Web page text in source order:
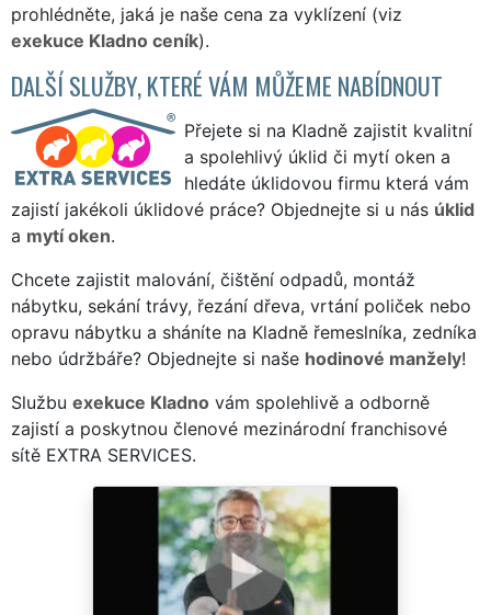
prohlédněte, jaká je naše cena za vyklízení (viz
exekuce Kladno ceník).
DALŠÍ SLUŽBY, KTERÉ VÁM MŮŽEME NABÍDNOUT
Přejete si na Kladně zajistit kvalitní
a spolehlivý úklid či mytí oken a
hledáte úklidovou firmu která vám
zajistí jakékoli úklidové práce? Objednejte si u nás úklid
a mytí oken.
Chcete zajistit malování, čištění odpadů, montáž
nábytku, sekání trávy, řezání dřeva, vrtání poliček nebo
opravu nábytku a sháníte na Kladně řemeslníka, zedníka
nebo údržbáře? Objednejte si naše hodinové manžely!
Službu exekuce Kladno vám spolehlivě a odborně
zajistí a poskytnou členové mezinárodní franchisové
sítě EXTRA SERVICES.